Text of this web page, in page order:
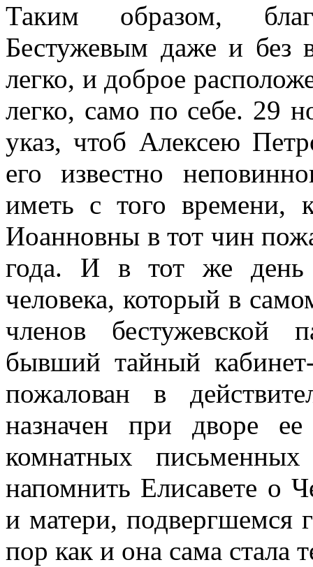
Таким образом,
Бестужевым даже и без
легко, и доброе
легко, само по себе. 29
указ, чтоб Алексею
его известно
иметь с того времени,
Иоанновны в тот чин
года. И в тот же
человека, который в
членов бестужевской
бывший тайный
пожалован в
назначен при дворе ее
комнатных
напомнить Елисавете о
и матери, подвергшемся
пор как и она сама стала